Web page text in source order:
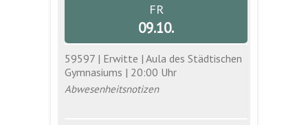
FR
09.10.
59597 | Erwitte | Aula des Städtischen
Gymnasiums | 20:00 Uhr
Abwesenheitsnotizen